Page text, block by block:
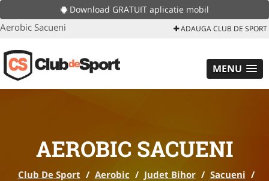
Download GRATUIT aplicatie mobil
Aerobic Sacueni ADAUGA CLUB DE SPORT
MENU
AEROBIC SACUENI
Club De Sport / Aerobic / Judet Bihor / Sacueni /